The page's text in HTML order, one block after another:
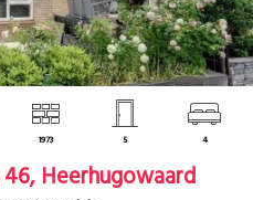
1973 5 4
Heerhugowaard